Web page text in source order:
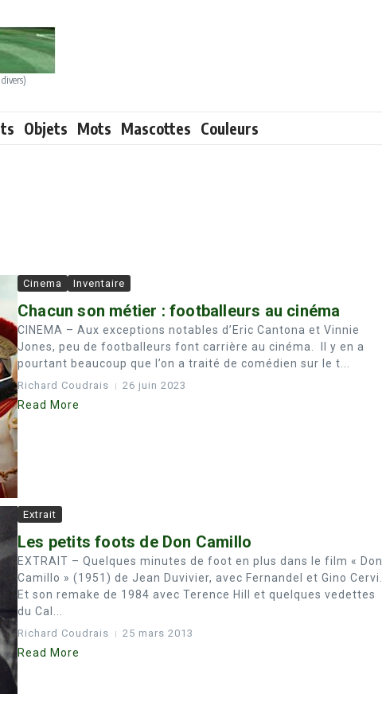
Objets Mots Mascottes Couleurs
Cinema Inventaire
Chacun son métier : footballeurs au cinéma
CINEMA – Aux exceptions notables d’Eric Cantona et Vinnie
Jones, peu de footballeurs font carrière au cinéma. Il y en a
pourtant beaucoup que l’on a traité de comédien sur le t...
Richard Coudrais 26 juin 2023
Read More
Extrait
Les petits foots de Don Camillo
EXTRAIT – Quelques minutes de foot en plus dans le film « Don
Camillo » (1951) de Jean Duvivier, avec Fernandel et Gino Cervi.
Et son remake de 1984 avec Terence Hill et quelques vedettes
du Cal...
Richard Coudrais 25 mars 2013
Read More